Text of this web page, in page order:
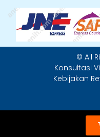
© All
Konsultasi
Kebijakan